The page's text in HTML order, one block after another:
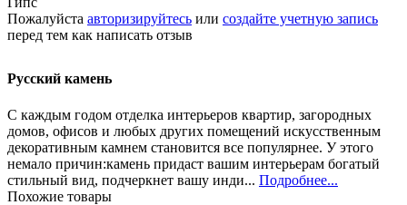
Пожалуйста авторизируйтесь или создайте учетную запись
перед тем как написать отзыв
Русский камень
С каждым годом отделка интерьеров квартир, загородных
домов, офисов и любых других помещений искусственным
декоративным камнем становится все популярнее. У этого
немало причин:камень придаст вашим интерьерам богатый
стильный вид, подчеркнет вашу инди... Подробнее...
Похожие товары